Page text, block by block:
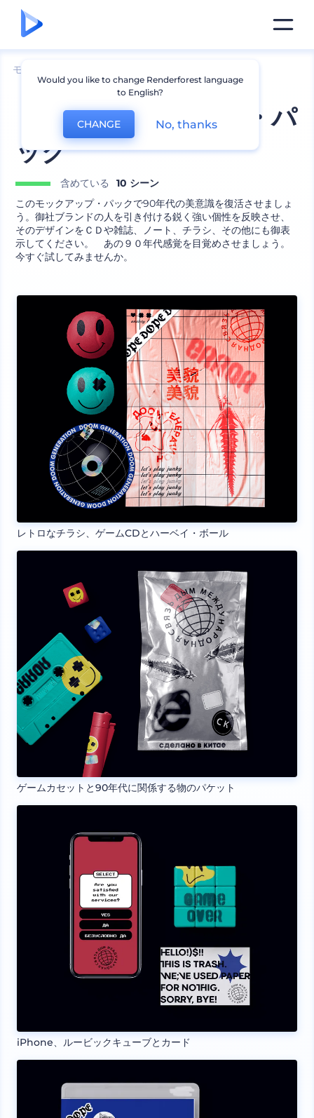
モックアップ
９０年代のグランジ・パ
ック
含めている
10 シーン
このモックアップ・パックで90年代の美意識を復活させましょ
う。御社ブランドの人を引き付ける鋭く強い個性を反映させ、
そのデザインをＣＤや雑誌、ノート、チラシ、その他にも御表
示してください。 あの９０年代感覚を目覚めさせましょう。
今すぐ試してみませんか。
レトロなチラシ、ゲームCDとハーベイ・ボール
ゲームカセットと90年代に関係する物のパケット
iPhone、ルービックキューブとカード
Would you like to change Renderforest language
to English?
CHANGE No, thanks